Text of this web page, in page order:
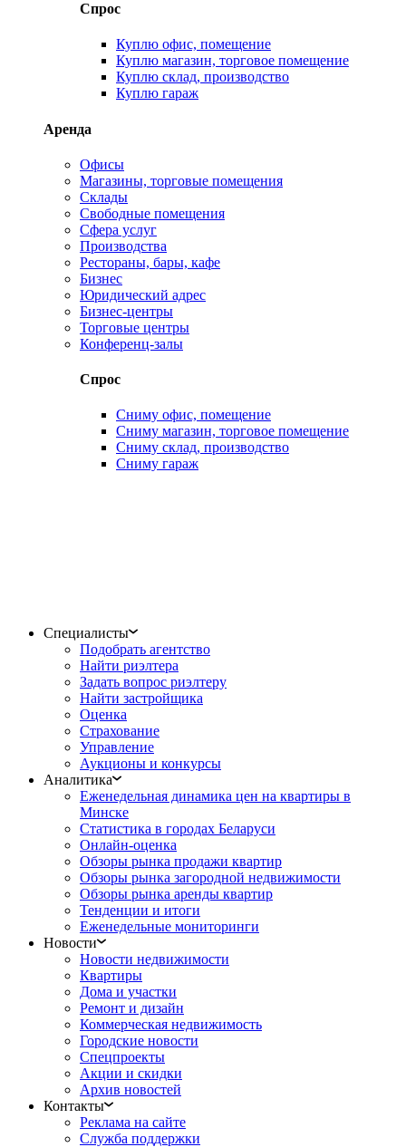
Спрос
Куплю офис, помещение
Куплю магазин, торговое помещение
Куплю склад, производство
Куплю гараж
Аренда
Офисы
Магазины, торговые помещения
Склады
Свободные помещения
Сфера услуг
Производства
Рестораны, бары, кафе
Бизнес
Юридический адрес
Бизнес-центры
Торговые центры
Конференц-залы
Спрос
Сниму офис, помещение
Сниму магазин, торговое помещение
Сниму склад, производство
Сниму гараж
Специалисты
Подобрать агентство
Найти риэлтера
Задать вопрос риэлтеру
Найти застройщика
Оценка
Страхование
Управление
Аукционы и конкурсы
Аналитика
Еженедельная динамика цен на квартиры в
Минске
Статистика в городах Беларуси
Онлайн-оценка
Обзоры рынка продажи квартир
Обзоры рынка загородной недвижимости
Обзоры рынка аренды квартир
Тенденции и итоги
Еженедельные мониторинги
Новости
Новости недвижимости
Квартиры
Дома и участки
Ремонт и дизайн
Коммерческая недвижимость
Городские новости
Спецпроекты
Акции и скидки
Архив новостей
Контакты
Реклама на сайте
Служба поддержки